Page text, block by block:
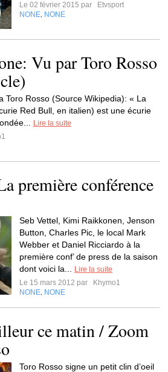
Le 02 février 2015 par
Etvsport
NONE NONE
Vu par Toro Rosso
Toro Rosso (Source Wikipedia): « La
Red Bull, en italien) est une écurie
Lire la suite
première conférence
Seb Vettel, Kimi Raikkonen, Jenson
Button, Charles Pic, le local Mark
Webber et Daniel Ricciardo à la
première conf’ de press de la saison
dont voici la...
Lire la suite
Le 15 mars 2012 par
Khymo1
NONE NONE
ce matin / Zoom
Toro Rosso signe un petit clin d’oeil